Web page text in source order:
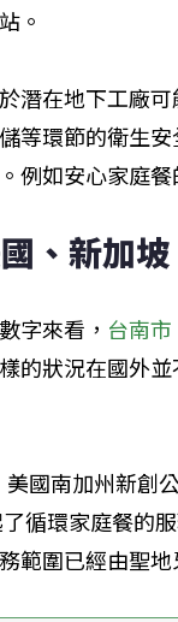
。
潛在地下工廠
等環節的衛生
例如安心家庭
、新加
字來看， 台南市
的狀況在國外
國南加州新創
了循環家庭餐的
範圍已經由聖